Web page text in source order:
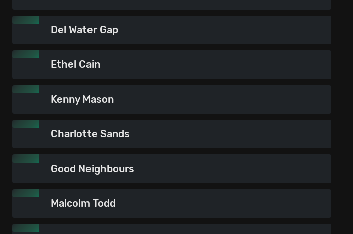
Del Water Gap
Ethel Cain
Kenny Mason
Charlotte Sands
Good Neighbours
Malcolm Todd